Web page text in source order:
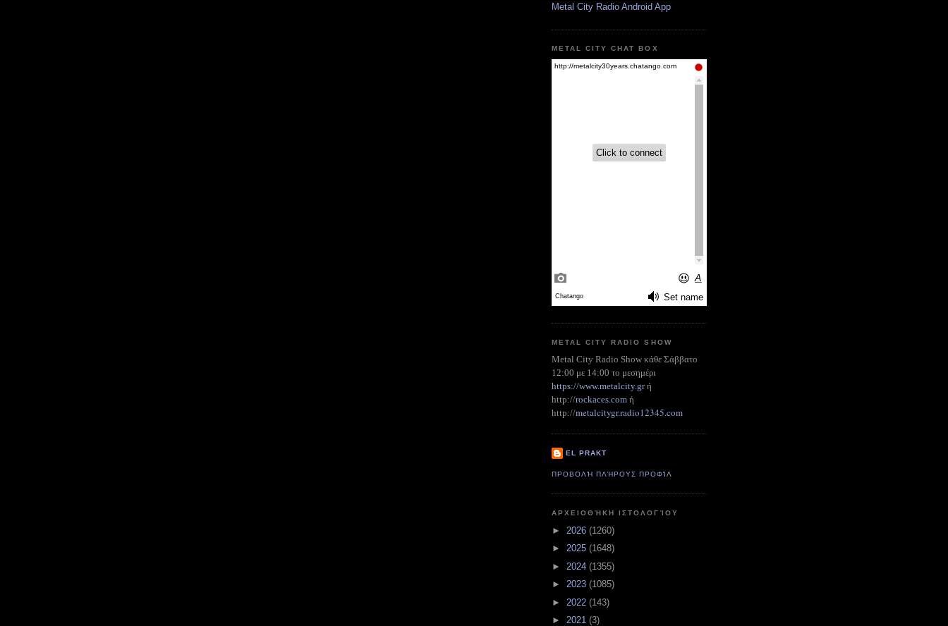
Metal City Radio Android App
METAL CITY CHAT BOX
METAL CITY RADIO SHOW
Metal City Radio Show κάθε Σάββατο
12:00 με 14:00 το μεσημέρι
https://www.metalcity.grή
http://rockaces.com ή
http://metalcitygr.radio12345.com
EL PRAKT
ΠΡΟΒΟΛΉ ΠΛΉΡΟΥΣ ΠΡΟΦΊΛ
ΑΡΧΕΙΟΘΉΚΗ ΙΣΤΟΛΟΓΊΟΥ
► 2026 (1260)
► 2025 (1648)
► 2024 (1355)
► 2023 (1085)
► 2022 (143)
► 2021 (3)